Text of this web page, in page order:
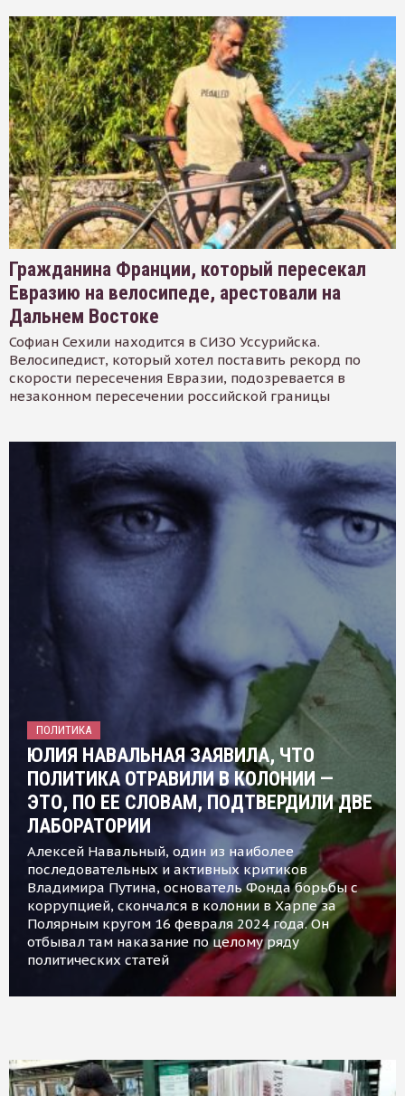
Гражданина Франции, который пересекал
Евразию на велосипеде, арестовали на
Дальнем Востоке
Софиан Сехили находится в СИЗО Уссурийска.
Велосипедист, который хотел поставить рекорд по
скорости пересечения Евразии, подозревается в
незаконном пересечении российской границы
ПОЛИТИКА
ЮЛИЯ НАВАЛЬНАЯ ЗАЯВИЛА, ЧТО
ПОЛИТИКА ОТРАВИЛИ В КОЛОНИИ —
ЭТО, ПО ЕЕ СЛОВАМ, ПОДТВЕРДИЛИ ДВЕ
ЛАБОРАТОРИИ
Алексей Навальный, один из наиболее
последовательных и активных критиков
Владимира Путина, основатель Фонда борьбы с
коррупцией, скончался в колонии в Харпе за
Полярным кругом 16 февраля 2024 года. Он
отбывал там наказание по целому ряду
политических статей